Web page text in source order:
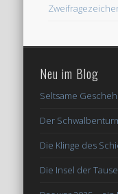
Neu im Blog
Seltsame
Der
Die Klinge des
Die Insel der